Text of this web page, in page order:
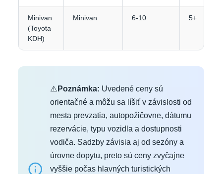
Minivan
(Toyota
KDH)
Minivan 6-10 5+
⚠️ Poznámka: Uvedené ceny sú
orientačné a môžu sa líšiť v závislosti od
mesta prevzatia, autopožičovne, dátumu
rezervácie, typu vozidla a dostupnosti
vodiča. Sadzby závisia aj od sezóny a
úrovne dopytu, preto sú ceny zvyčajne
vyššie počas hlavných turistických